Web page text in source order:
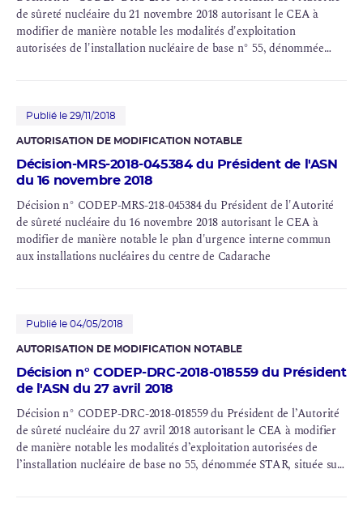
de sûreté nucléaire du 21 novembre 2018 autorisant le CEA à
modifier de manière notable les modalités d'exploitation
autorisées de l'installation nucléaire de base n° 55, dénommée
Publié le 29/11/2018
AUTORISATION DE MODIFICATION NOTABLE
Décision-MRS-2018-045384 du Président de l'ASN
du 16 novembre 2018
Décision n° CODEP-MRS-218-045384 du Président de l'Autorité
de sûreté nucléaire du 16 novembre 2018 autorisant le CEA à
modifier de manière notable le plan d'urgence interne commun
aux installations nucléaires du centre de Cadarache
Publié le 04/05/2018
AUTORISATION DE MODIFICATION NOTABLE
Décision n° CODEP-DRC-2018-018559 du Président
de l'ASN du 27 avril 2018
Décision n° CODEP-DRC-2018-018559 du Président de l’Autorité
de sûreté nucléaire du 27 avril 2018 autorisant le CEA à modifier
de manière notable les modalités d’exploitation autorisées de
l’installation nucléaire de base no 55, dénommée STAR, située sur